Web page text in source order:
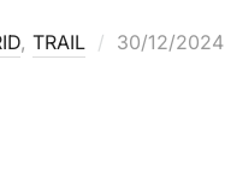
, TRAIL 30/12/2024